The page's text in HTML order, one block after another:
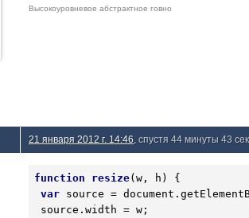
Высокоуровневое абстрактное говно
21 января 2012 г. 14:46 , спустя 44 минуты 43
function resize(w, h)
{
var source =